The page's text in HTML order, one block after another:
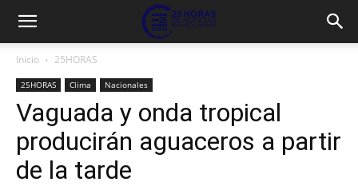
Inicio 25HORAS
25HORAS Clima Nacionales
Vaguada y onda tropical
producirán aguaceros a partir
de la tarde